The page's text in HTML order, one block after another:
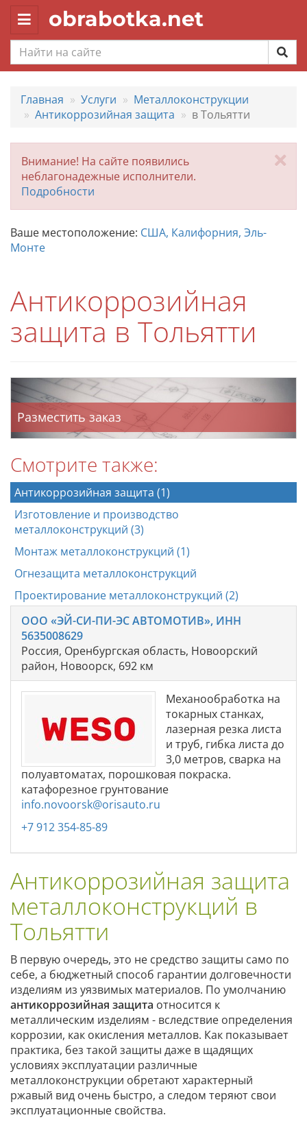
Toggle
navigation
obrabotka.net
Главная Услуги
Металлоконструкции
Антикоррозийная защита
в Тольятти
Внимание! На сайте появились
неблагонадежные исполнители.
Подробности
Ваше местоположение: США, Калифорния, Эль-
Монте
Антикоррозийная
защита в Тольятти
Разместить заказ
Смотрите также:
Антикоррозийная защита (1)
Изготовление и производство
металлоконструкций (3)
Монтаж металлоконструкций (1)
Огнезащита металлоконструкций
Проектирование металлоконструкций (2)
ООО «ЭЙ-СИ-ПИ-ЭС АВТОМОТИВ», ИНН
5635008629
Россия, Оренбургская область, Новоорский
район, Новоорск, 692 км
Механообработка на
токарных станках,
лазерная резка листа
и труб, гибка листа до
3,0 метров, сварка на
полуавтоматах, порошковая покраска.
катафорезное грунтование
info.novoorsk@orisauto.ru
+7 912 354-85-89
Антикоррозийная защита
металлоконструкций в
Тольятти
В первую очередь, это не средство защиты само по
себе, а бюджетный способ гарантии долговечности
изделиям из уязвимых материалов. По умолчанию
антикоррозийная защита относится к
металлическим изделиям - вследствие определения
коррозии, как окисления металлов. Как показывает
практика, без такой защиты даже в щадящих
условиях эксплуатации различные
металлоконструкции обретают характерный
ржавый вид очень быстро, а следом теряют свои
эксплуатационные свойства.